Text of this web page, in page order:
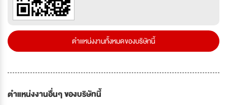
ตำแหน่งงานทั้งหมดของบริษัทนี้
ตำแหน่งงานอื่นๆ ของบริษัทนี้